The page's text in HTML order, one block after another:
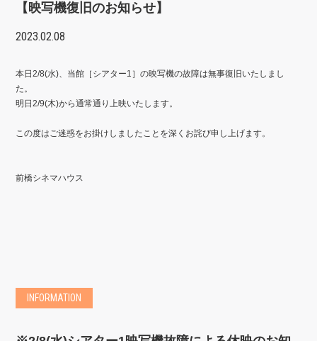
【映写機復旧のお知らせ】
2023.02.08
本日2/8(水)、当館［シアター1］の映写機の故障は無事復旧いたしまし
た。
明日2/9(木)から通常通り上映いたします。
この度はご迷惑をお掛けしましたことを深くお詫び申し上げます。
前橋シネマハウス
INFORMATION